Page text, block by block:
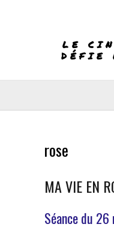
LE
DÉFIE
rose
MA VIE EN
Séance du